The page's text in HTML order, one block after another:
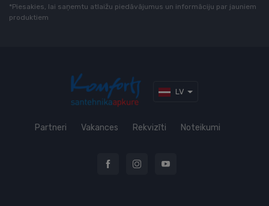
*Piesakies, lai saņemtu atlaižu piedāvājumus un informāciju par jauniem
produktiem
LV
Partneri Vakances Rekvizīti Noteikumi